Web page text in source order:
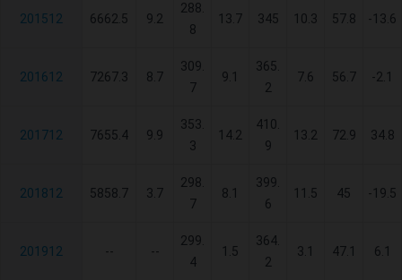
201512 6662.5 9.2
288.
8
13.7 345 10.3 57.8 -13.6
201612 7267.3 8.7
309.
7
9.1
365.
2
7.6 56.7 -2.1
201712 7655.4 9.9
353.
3
14.2
410.
9
13.2 72.9 34.8
201812 5858.7 3.7
298.
7
8.1
399.
6
11.5 45 -19.5
201912 -- --
299.
4
1.5
364.
2
3.1 47.1 6.1